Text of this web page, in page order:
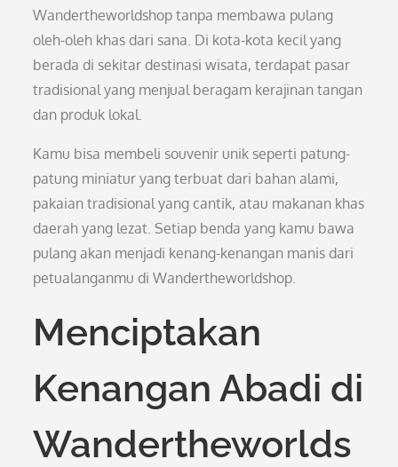
Wandertheworldshop tanpa membawa pulang
oleh-oleh khas dari sana. Di kota-kota kecil yang
berada di sekitar destinasi wisata, terdapat pasar
tradisional yang menjual beragam kerajinan tangan
dan produk lokal.
Kamu bisa membeli souvenir unik seperti patung-
patung miniatur yang terbuat dari bahan alami,
pakaian tradisional yang cantik, atau makanan khas
daerah yang lezat. Setiap benda yang kamu bawa
pulang akan menjadi kenang-kenangan manis dari
petualanganmu di Wandertheworldshop.
Menciptakan
Kenangan Abadi di
Wandertheworlds